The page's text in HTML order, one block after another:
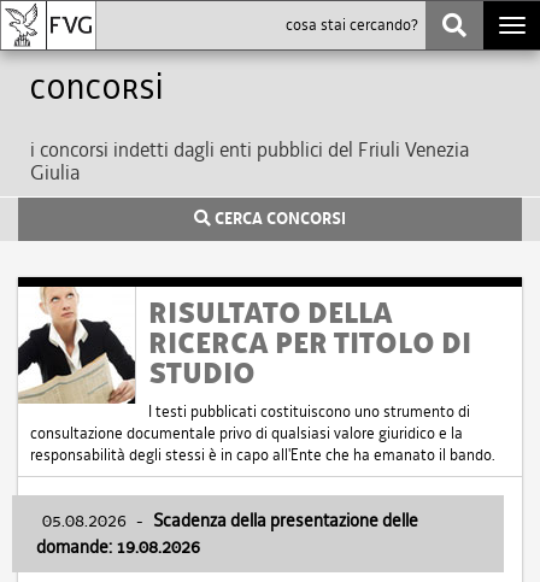
Concorsi
i concorsi indetti dagli enti pubblici del Friuli Venezia
Giulia
CERCA CONCORSI
RISULTATO DELLA
RICERCA PER TITOLO DI
STUDIO
I testi pubblicati costituiscono uno strumento di
consultazione documentale privo di qualsiasi valore giuridico e la
responsabilità degli stessi è in capo all'Ente che ha emanato il bando.
05.08.2026 - Scadenza della presentazione delle
domande: 19.08.2026